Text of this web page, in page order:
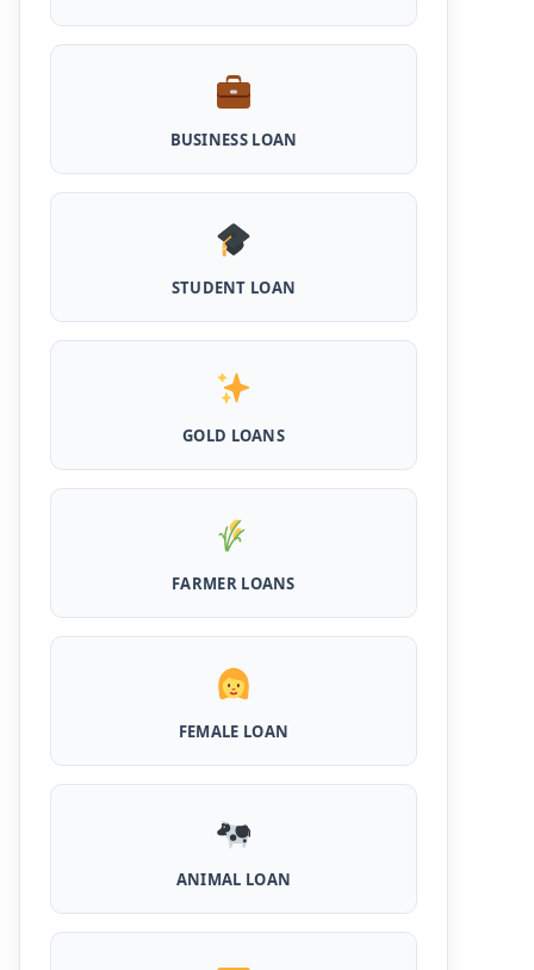
Shilpi Samridhi Loan Scheme: इस सरकारी
लोन, लगता है कम ब्याज और 50% सब्सिडी
दुधारू पशु के लिए प्रोत्साहन राशि योजना शुरू, अब भैस
खरीदने के लिए मिलेंगे 40000
Udyogini Loan Yojana Apply Online:
महिलाओं को बिना गारंटी और बिना ब्याज के मिलेगा ₹3 लाख
लिए ऐसे ले सकते है 5 लाख तक का सरकारी लोन, मिलेगी
Pashupalan Kisan Credit Card: पशुपालकों के
लिए बड़ी खुशखबरी, इस स्कीम से बिना गारंटी पाएं 2 लाख
है पुरे 50 हजार तक का लोन, ना सिबिल ना इनकम प्रूफ
Airtel Payment Bank Loan Online Apply:
अब एयरटेल पेमेंट बैंक से ले सकते हैं पुरे 5 लाख रूपए का
लोन, अभी ऐसे आपके फोन से करे अप्लाई
Flipkart Loan Apply Online: इस प्रकार बिना
लोन, सिर्फ PAN कार्ड की होती है जरुरत
Canara Bank Loan Apply Online: इस तरह
PM KCC Loan: इस प्रकार बनवा सकते है PM किसान
लोन
BUSINESS LOAN
STUDENT LOAN
GOLD LOANS
FARMER LOANS
FEMALE LOAN
ANIMAL LOAN